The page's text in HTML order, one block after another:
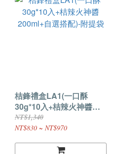
桔鋒禮盒LA1(一口酥
30g*10入+桔辣火神醬
200ml+自選搭配)-附提袋
NT$1,340
NT$830 ~ NT$970